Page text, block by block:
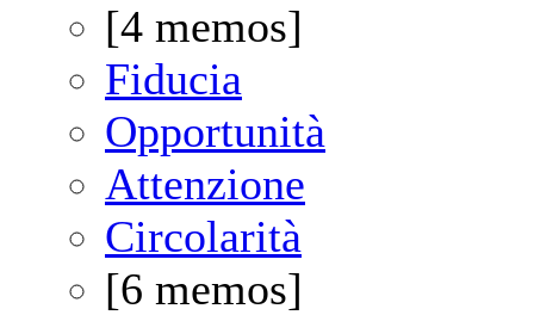
[4 memos]
Fiducia
Opportunità
Attenzione
Circolarità
[6 memos]